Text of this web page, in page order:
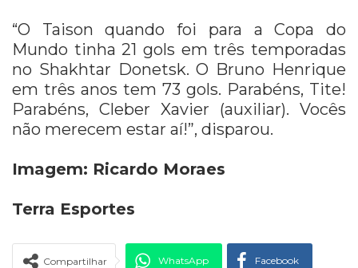
“O Taison quando foi para a Copa do
Mundo tinha 21 gols em três temporadas
no Shakhtar Donetsk. O Bruno Henrique
em três anos tem 73 gols. Parabéns, Tite!
Parabéns, Cleber Xavier (auxiliar). Vocês
não merecem estar aí!”, disparou.
Imagem: Ricardo Moraes
Terra Esportes
Compartilhar WhatsApp Facebook